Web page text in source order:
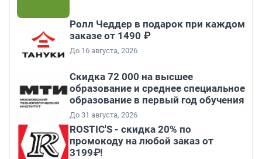
Ролл Чеддер в подарок при каждом
заказе от 1490 ₽
До 16 августа, 2026
Скидка 72 000 на высшее
образование и среднее специальное
образование в первый год обучения
До 31 августа, 2026
ROSTIC'S - скидка 20% по
промокоду на любой заказ от
3199₽!